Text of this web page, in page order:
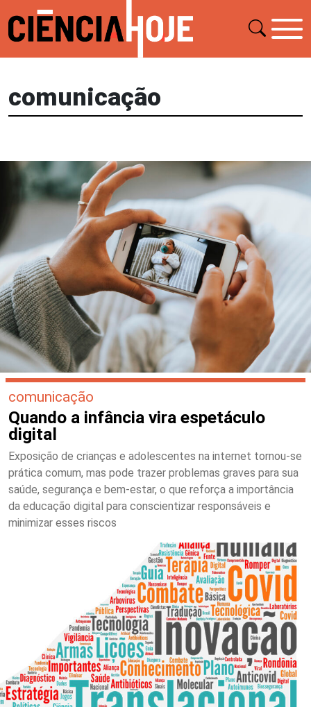
comunicação
comunicação
Quando a infância vira espetáculo
digital
Exposição de crianças e adolescentes na internet tornou-se
prática comum, mas pode trazer problemas graves para sua
saúde, segurança e bem-estar, o que reforça a importância
da educação digital para conscientizar responsáveis e
minimizar esses riscos